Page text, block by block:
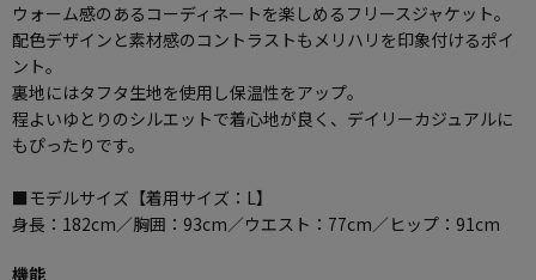
ウォーム感のあるコーディネートを楽しめるフリースジャケット。
配色デザインと素材感のコントラストもメリハリを印象付けるポイ
ント。
裏地にはタフタ生地を使用し保温性をアップ。
程よいゆとりのシルエットで着心地が良く、デイリーカジュアルに
もぴったりです。
■モデルサイズ【着用サイズ：L】
身長：182cm／胸囲：93cm／ウエスト：77cm／ヒップ：91cm
機能